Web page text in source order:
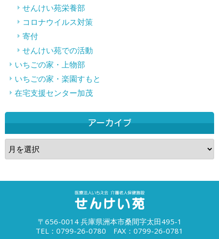
せんけい苑栄養部
コロナウイルス対策
寄付
せんけい苑での活動
いちごの家・上物部
いちごの家・楽園すもと
在宅支援センター加茂
アーカイブ
ア
ー
カ
〒656-0014 兵庫県洲本市桑間字太田495-1
TEL：0799-26-0780 FAX：0799-26-0781